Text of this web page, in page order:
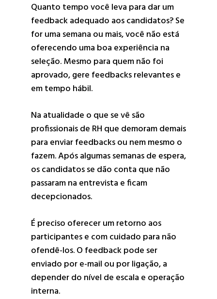
Quanto tempo você leva para dar um
feedback adequado aos candidatos? Se
for uma semana ou mais, você não está
oferecendo uma boa experiência na
seleção. Mesmo para quem não foi
aprovado, gere feedbacks relevantes e
em tempo hábil.
Na atualidade o que se vê são
profissionais de RH que demoram demais
para enviar feedbacks ou nem mesmo o
fazem. Após algumas semanas de espera,
os candidatos se dão conta que não
passaram na entrevista e ficam
decepcionados.
É preciso oferecer um retorno aos
participantes e com cuidado para não
ofendê-los. O feedback pode ser
enviado por e-mail ou por ligação, a
depender do nível de escala e operação
interna.